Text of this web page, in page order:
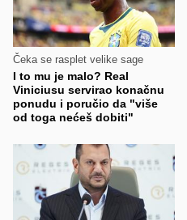
Čeka se rasplet velike sage
I to mu je malo? Real
Viniciusu servirao konačnu
ponudu i poručio da "više
od toga nećeš dobiti"